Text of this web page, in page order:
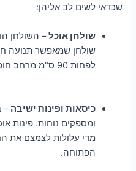
שכדאי לשים לב אליהן:
שולחן אוכל– השולחן
שולחן שמאפשר תנועה
לפחות 90 ס"מ מרחב חופשי מכל צד של השולחן.
כיסאות ופינות ישיבה –
ומספקים נוחות. פינות
מדי עלולות לצמצם את
הפתוחה.